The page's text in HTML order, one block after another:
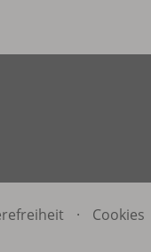
· Cookies